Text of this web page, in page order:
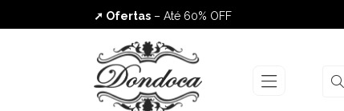
➚ Ofertas – Até 60% OFF
Envio Rápido